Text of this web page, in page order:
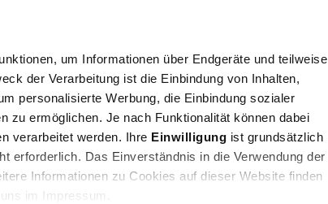
um Informationen über Endgeräte und teilweise
der Verarbeitung ist die Einbindung von Inhalten,
personalisierte Werbung, die Einbindung sozialer
zu ermöglichen. Je nach Funktionalität können dabei
verarbeitet werden. Ihre Einwilligung ist grundsätzlich
erforderlich. Das Einverständnis in die Verwendung der
Informationen zu Cookies auf dieser Website finden
im Impressum.